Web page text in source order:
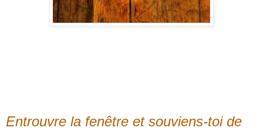
Entrouvre la fenêtre et souviens-toi de